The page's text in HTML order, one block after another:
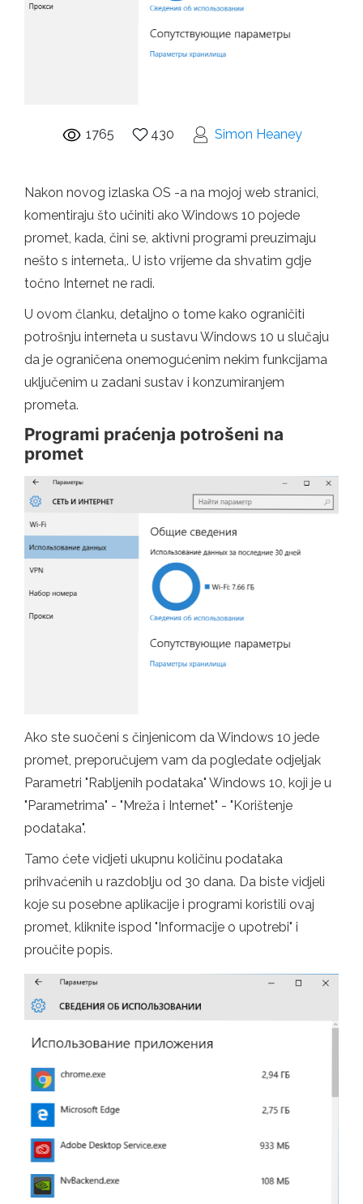
1765 430 Simon Heaney
Nakon novog izlaska OS -a na mojoj web stranici,
komentiraju što učiniti ako Windows 10 pojede
promet, kada, čini se, aktivni programi preuzimaju
nešto s interneta,. U isto vrijeme da shvatim gdje
točno Internet ne radi.
U ovom članku, detaljno o tome kako ograničiti
potrošnju interneta u sustavu Windows 10 u slučaju
da je ograničena onemogućenim nekim funkcijama
uključenim u zadani sustav i konzumiranjem
prometa.
Programi praćenja potrošeni na
promet
Ako ste suočeni s činjenicom da Windows 10 jede
promet, preporučujem vam da pogledate odjeljak
Parametri "Rabljenih podataka" Windows 10, koji je u
"Parametrima" - "Mreža i Internet" - "Korištenje
podataka".
Tamo ćete vidjeti ukupnu količinu podataka
prihvaćenih u razdoblju od 30 dana. Da biste vidjeli
koje su posebne aplikacije i programi koristili ovaj
promet, kliknite ispod "Informacije o upotrebi" i
proučite popis.